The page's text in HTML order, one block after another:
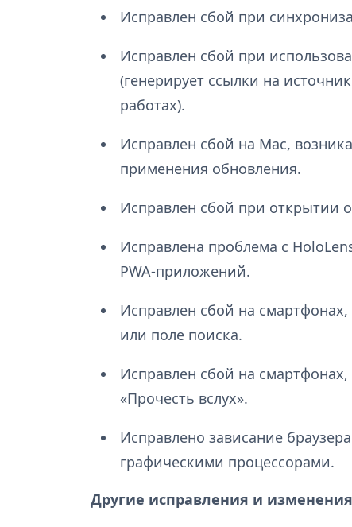
Исправлен сбой при
Исправлен сбой при
(генерирует ссылки на
работах).
Исправлен сбой на Mac,
применения обновления.
Исправлен сбой при открытии
Исправлена проблема с
PWA-приложений.
Исправлен сбой на
или поле поиска.
Исправлен сбой на
«Прочесть вслух».
Исправлено зависание
графическими процессорами.
Другие исправления и